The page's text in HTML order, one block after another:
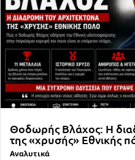
Θοδωρής Βλάχος: Η
της «χρυσής» Εθνικής
Αναλυτικά